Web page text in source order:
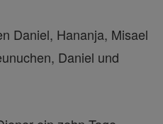
Daniel, Hananja, Misael
Daniel und